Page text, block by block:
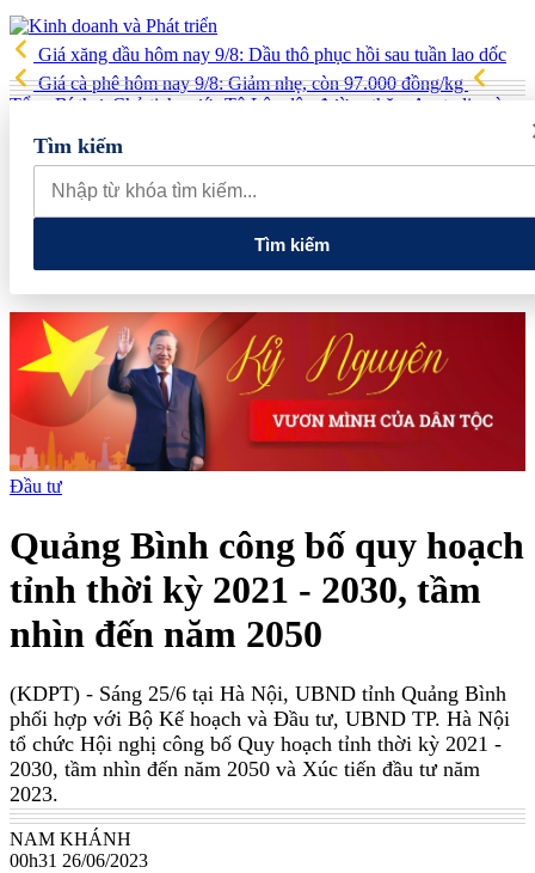
Giá xăng dầu hôm nay 9/8: Dầu thô phục hồi sau tuần lao dốc
Giá cà phê hôm nay 9/8: Giảm nhẹ, còn 97.000 đồng/kg
Tổng Bí thư, Chủ tịch nước Tô Lâm lên đường thăm Australia và
New Zealand
quan đến lĩnh vực tài chính, ngân hàng
Xử lý đến cùng các
vướng mắc, không đẩy doanh nghiệp đi vòng
Tìm kiếm
Tìm kiếm
Đầu tư
Quảng Bình công bố quy hoạch
tỉnh thời kỳ 2021 - 2030, tầm
nhìn đến năm 2050
(KDPT) - Sáng 25/6 tại Hà Nội, UBND tỉnh Quảng Bình
phối hợp với Bộ Kế hoạch và Đầu tư, UBND TP. Hà Nội
tổ chức Hội nghị công bố Quy hoạch tỉnh thời kỳ 2021 -
2030, tầm nhìn đến năm 2050 và Xúc tiến đầu tư năm
2023.
NAM KHÁNH
00h31 26/06/2023